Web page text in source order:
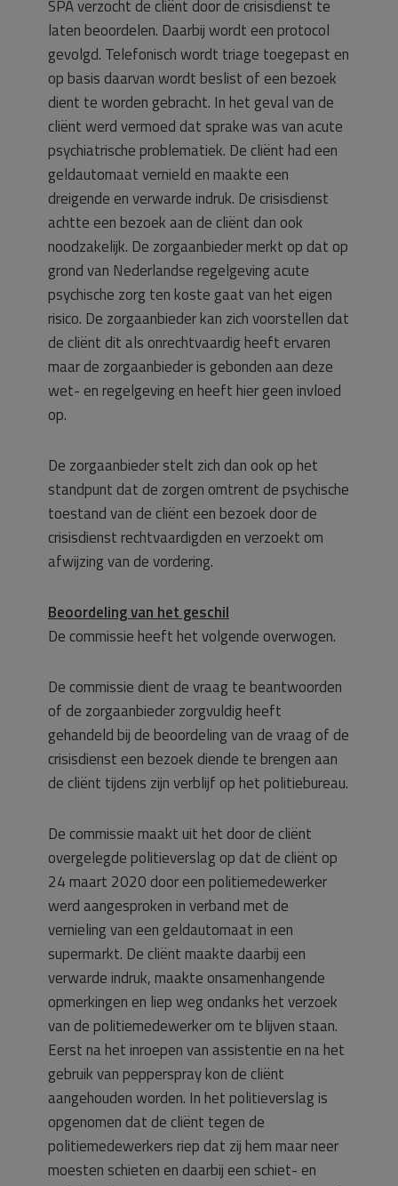
SPA verzocht de cliënt door de crisisdienst te
laten beoordelen. Daarbij wordt een protocol
gevolgd. Telefonisch wordt triage toegepast en
op basis daarvan wordt beslist of een bezoek
dient te worden gebracht. In het geval van de
cliënt werd vermoed dat sprake was van acute
psychiatrische problematiek. De cliënt had een
geldautomaat vernield en maakte een
dreigende en verwarde indruk. De crisisdienst
achtte een bezoek aan de cliënt dan ook
noodzakelijk. De zorgaanbieder merkt op dat op
grond van Nederlandse regelgeving acute
psychische zorg ten koste gaat van het eigen
risico. De zorgaanbieder kan zich voorstellen dat
de cliënt dit als onrechtvaardig heeft ervaren
maar de zorgaanbieder is gebonden aan deze
wet- en regelgeving en heeft hier geen invloed
op.
De zorgaanbieder stelt zich dan ook op het
standpunt dat de zorgen omtrent de psychische
toestand van de cliënt een bezoek door de
crisisdienst rechtvaardigden en verzoekt om
afwijzing van de vordering.
Beoordeling van het geschil
De commissie heeft het volgende overwogen.
De commissie dient de vraag te beantwoorden
of de zorgaanbieder zorgvuldig heeft
gehandeld bij de beoordeling van de vraag of de
crisisdienst een bezoek diende te brengen aan
de cliënt tijdens zijn verblijf op het politiebureau.
De commissie maakt uit het door de cliënt
overgelegde politieverslag op dat de cliënt op
24 maart 2020 door een politiemedewerker
werd aangesproken in verband met de
vernieling van een geldautomaat in een
supermarkt. De cliënt maakte daarbij een
verwarde indruk, maakte onsamenhangende
opmerkingen en liep weg ondanks het verzoek
van de politiemedewerker om te blijven staan.
Eerst na het inroepen van assistentie en na het
gebruik van pepperspray kon de cliënt
aangehouden worden. In het politieverslag is
opgenomen dat de cliënt tegen de
politiemedewerkers riep dat zij hem maar neer
moesten schieten en daarbij een schiet- en